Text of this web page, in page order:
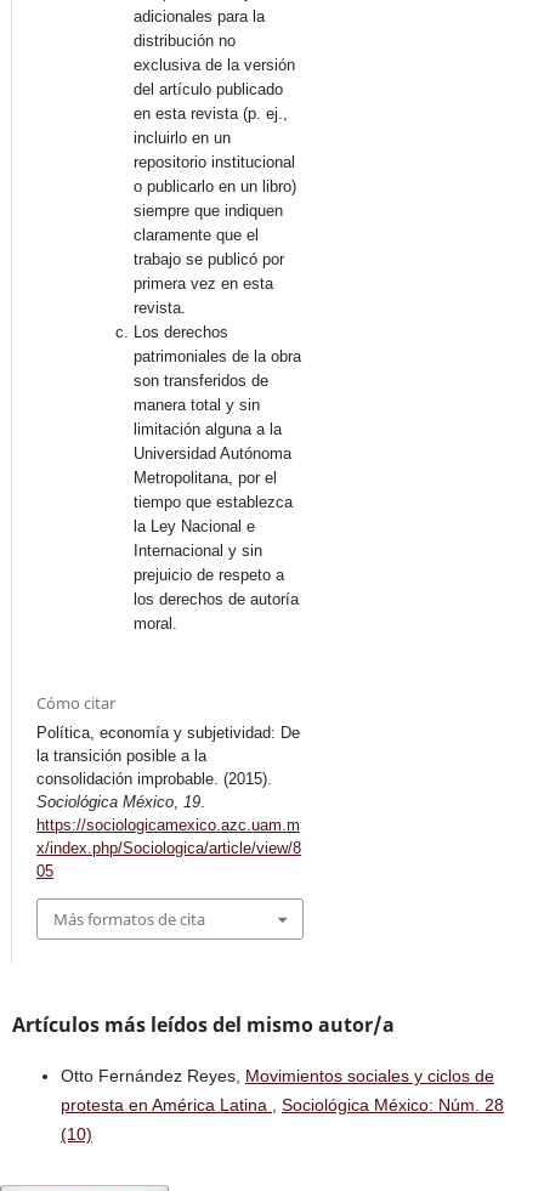
adicionales para la
distribución no
exclusiva de la versión
del artículo publicado
en esta revista (p. ej.,
incluirlo en un
repositorio institucional
o publicarlo en un libro)
siempre que indiquen
claramente que el
trabajo se publicó por
primera vez en esta
revista.
Los derechos
patrimoniales de la obra
son transferidos de
manera total y sin
limitación alguna a la
Universidad Autónoma
Metropolitana, por el
tiempo que establezca
la Ley Nacional e
Internacional y sin
prejuicio de respeto a
los derechos de autoría
moral.
Cómo citar
Política, economía y subjetividad: De
la transición posible a la
consolidación improbable. (2015).
Sociológica México
19
https://sociologicamexico.azc.uam.m
x/index.php/Sociologica/article/view/8
05
Más formatos de cita
Artículos más leídos del mismo autor/a
Otto Fernández Reyes, Movimientos sociales y ciclos de
protesta en América Latina , Sociológica México: Núm. 28
(10)